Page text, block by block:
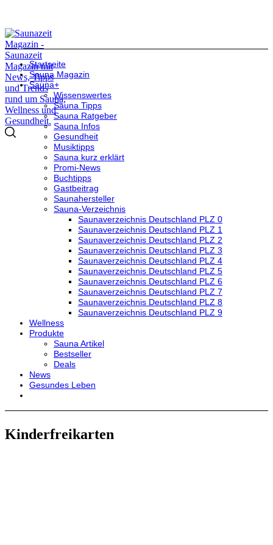
Startseite
Sauna Magazin
Sauna+
Wissenswertes
Sauna Tipps
Sauna Ratgeber
Sauna Infos
Gesundheit
Musiktipps
Sauna kurz erklärt
Promi-News
Buchtipps
Gastbeitrag
Saunahersteller
Sauna-Verzeichnis
Saunaverzeichnis Deutschland PLZ 0
Saunaverzeichnis Deutschland PLZ 1
Saunaverzeichnis Deutschland PLZ 2
Saunaverzeichnis Deutschland PLZ 3
Saunaverzeichnis Deutschland PLZ 4
Saunaverzeichnis Deutschland PLZ 5
Saunaverzeichnis Deutschland PLZ 6
Saunaverzeichnis Deutschland PLZ 7
Saunaverzeichnis Deutschland PLZ 8
Saunaverzeichnis Deutschland PLZ 9
Wellness
Produkte
Sauna Artikel
Bestseller
Deals
News
Gesundes Leben
Kinderfreikarten